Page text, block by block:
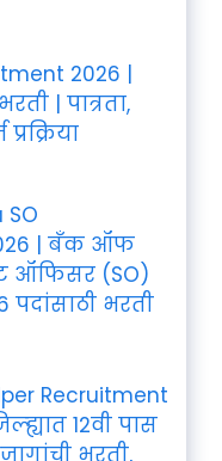
2026 |
| पात्रता,
| बँक ऑफ
ऑफिसर (SO)
पदांसाठी भरती
Recruitment
12वी पास
भरती,